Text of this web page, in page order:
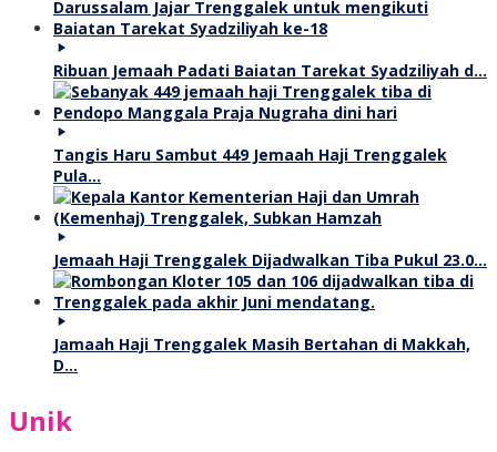
Ribuan Jemaah Padati Baiatan Tarekat Syadziliyah d…
Tangis Haru Sambut 449 Jemaah Haji Trenggalek
Pula…
Jemaah Haji Trenggalek Dijadwalkan Tiba Pukul 23.0…
Jamaah Haji Trenggalek Masih Bertahan di Makkah,
D…
Unik